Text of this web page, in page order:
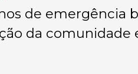
de emergência
da comunidade